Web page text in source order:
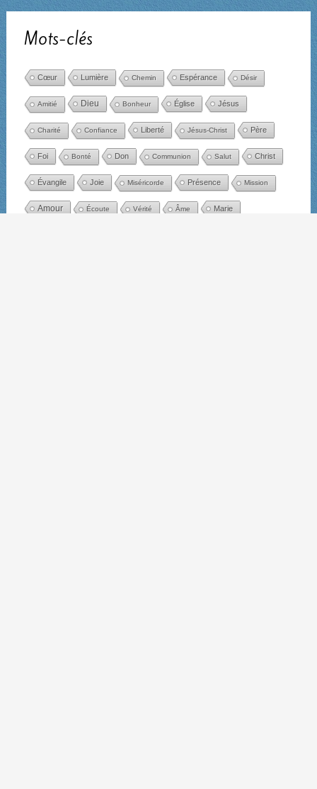
Mots-clés
Cœur Lumière Chemin Espérance Désir
Amitié Dieu Bonheur Église Jésus
Charité Confiance Liberté Jésus-Christ Père
Foi Bonté Don Communion Salut Christ
Évangile Joie Miséricorde Présence Mission
Amour Écoute Vérité Âme Marie